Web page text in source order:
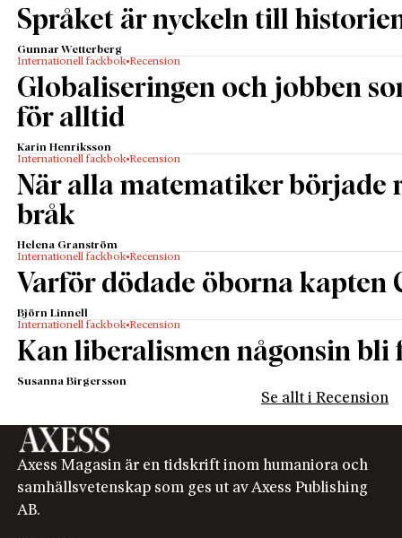
Språket är nyckeln till
Gunnar Wetterberg
Internationell fackbok Recension
Globaliseringen och jobben
för alltid
Karin Henriksson
Internationell fackbok Recension
När alla matematiker började
bråk
Helena Granström
Internationell fackbok Recension
Varför dödade öborna kapten
Björn Linnell
Internationell fackbok Recension
Kan liberalismen någonsin bli
Susanna Birgersson
Se allt i Recension
Axess Magasin är en tidskrift inom humaniora och
samhällsvetenskap som ges ut av Axess Publishing
AB.